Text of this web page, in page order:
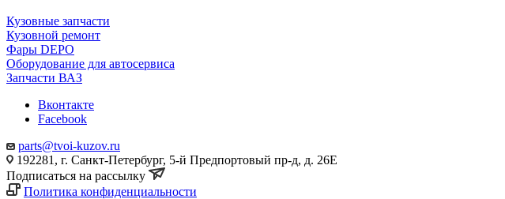
Кузовные запчасти
Кузовной ремонт
Фары DEPO
Оборудование для автосервиса
Запчасти ВАЗ
Вконтакте
Facebook
parts@tvoi-kuzov.ru
192281, г. Санкт-Петербург, 5-й Предпортовый пр-д, д. 26Е
Подписаться на рассылку
Политика конфиденциальности